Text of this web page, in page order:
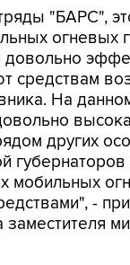
"БАРС",
огневых
довольно
средствам
На
других
губернаторов
мобильных
-